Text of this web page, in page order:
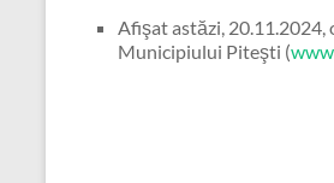
Afişat astăzi, 20.11.2024,
Municipiului Piteşti (